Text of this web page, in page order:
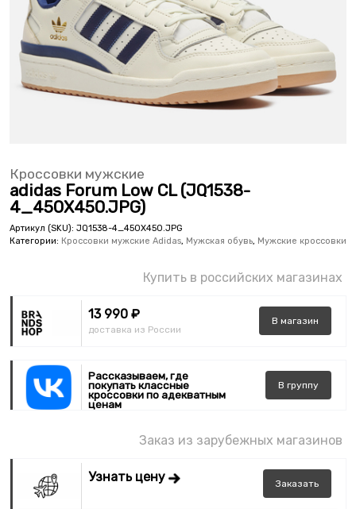
Кроссовки мужские
adidas Forum Low CL (JQ1538-
4_450X450.JPG)
Артикул (SKU): JQ1538-4_450X450.JPG
Категории: Кроссовки мужские Adidas, Мужская обувь, Мужские кроссовки
Купить в российских магазинах
13 990 ₽
доставка из России
В магазин
Рассказываем, где
покупать классные
кроссовки по адекватным
ценам
В группу
Заказ из зарубежных магазинов
Узнать цену Заказать